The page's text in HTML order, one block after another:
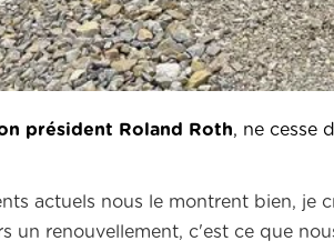
président Roland Roth, ne cesse
actuels nous le montrent bien, je
un renouvellement, c'est ce que